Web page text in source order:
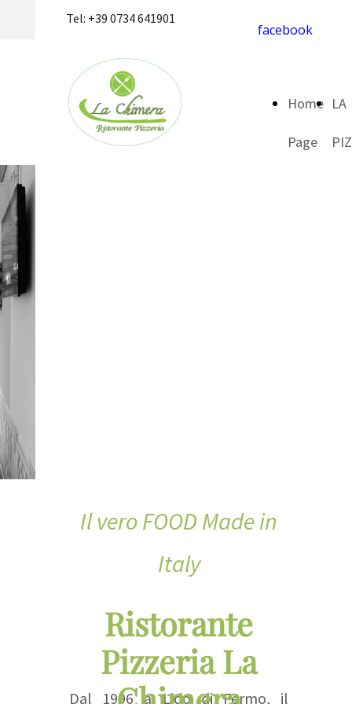
facebook
Tel: +39 0734 641901
Home
Page
LA
Il vero FOOD Made in
Italy
Ristorante
Pizzeria La
Dal 1996 a Lido di Fermo, il